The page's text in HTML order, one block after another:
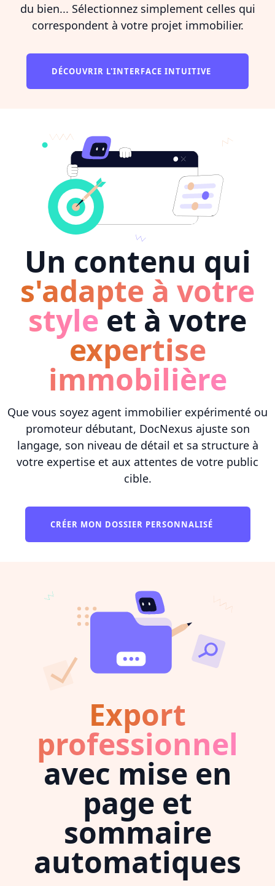
du bien... Sélectionnez simplement celles qui
correspondent à votre projet immobilier.
DÉCOUVRIR L'INTERFACE INTUITIVE
Un contenu qui
s'adapte à votre
styleet à votre
expertise
immobilière
Que vous soyez agent immobilier expérimenté ou
promoteur débutant, DocNexus ajuste son
langage, son niveau de détail et sa structure à
votre expertise et aux attentes de votre public
cible.
CRÉER MON DOSSIER PERSONNALISÉ
Export
professionnel
avec mise en
page et
sommaire
automatiques